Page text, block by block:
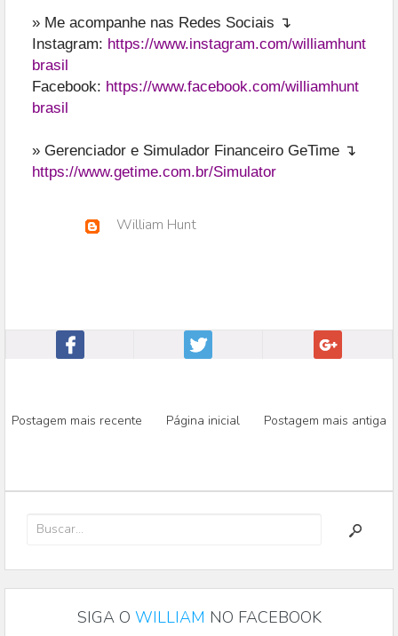
» Me acompanhe nas Redes Sociais ↴
Instagram: https://www.instagram.com/williamhunt
brasil
Facebook: https://www.facebook.com/williamhunt
brasil
» Gerenciador e Simulador Financeiro GeTime ↴
https://www.getime.com.br/Simulator
William Hunt
Postagem mais recente Página inicial Postagem mais antiga
SIGA O WILLIAM NO FACEBOOK